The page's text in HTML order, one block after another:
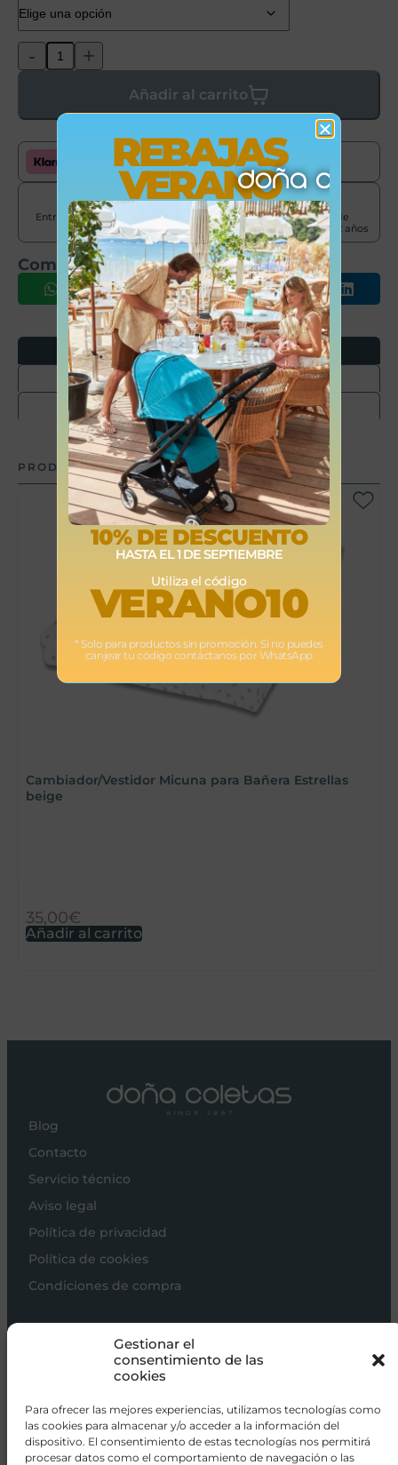
Gestionar el
consentimiento de las
cookies
Para ofrecer las mejores experiencias, utilizamos tecnologías como
las cookies para almacenar y/o acceder a la información del
dispositivo. El consentimiento de estas tecnologías nos permitirá
procesar datos como el comportamiento de navegación o las
- +
Añadir al carrito
Paga cómodamente con Klarna
Entrega en 24-72
horas
Envíos península
gratis +50€
Garantía de
producto de 2 años
Comparte este producto
Opiniones
Envíos
Devoluciones
PRODUCTOS RELACIONADOS
Cambiador/Vestidor Micuna para Bañera Estrellas
beige
35,00€
Añadir al carrito
Blog
Contacto
Servicio técnico
Aviso legal
Política de privacidad
Política de cookies
Condiciones de compra
Sillas de paseo
Alimentación
Hogar
REBAJAS
VERANO
10% DE DESCUENTO
HASTA EL 1 DE SEPTIEMBRE
Utiliza el código
VERANO10
* Solo para productos sin promoción. Si no puedes
canjear tu código contáctanos por WhatsApp